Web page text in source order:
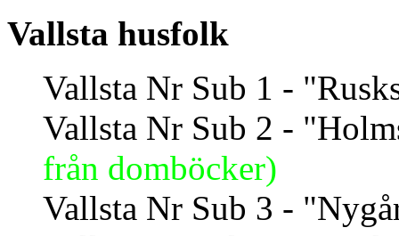
Vallsta husfolk
Vallsta Nr Sub 1 -
Vallsta Nr Sub 2 -
från domböcker)
Vallsta Nr Sub 3 -